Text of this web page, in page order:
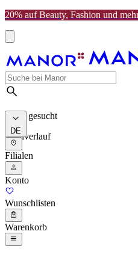
20% auf Beauty, Fashion und
Meist gesucht
Suchverlauf
DE
Filialen
Konto
Wunschlisten
Warenkorb